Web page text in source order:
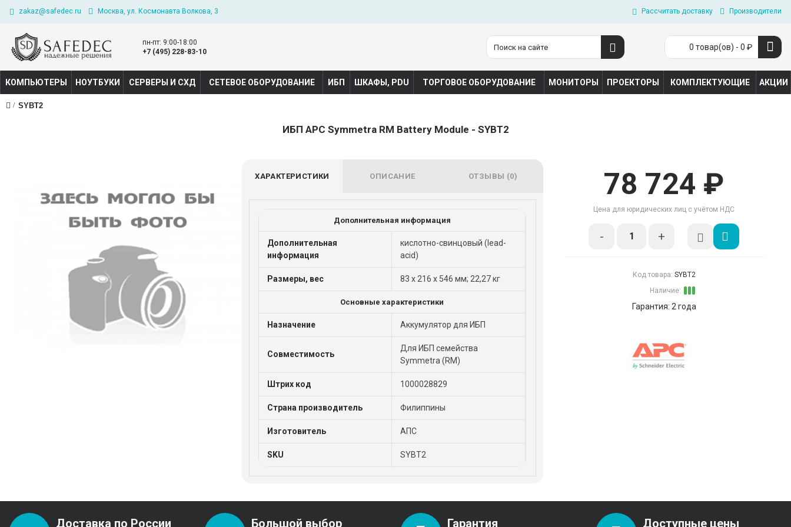
zakaz@safedec.ru Москва, ул. Космонавта Волкова, 3 Рассчитать доставку Производители
пн-пт: 9:00-18:00
+7 (495) 228-83-10
0 товар(ов) - 0 ₽
КОМПЬЮТЕРЫ НОУТБУКИ СЕРВЕРЫ И СХД СЕТЕВОЕ ОБОРУДОВАНИЕ ИБП ШКАФЫ, PDU ТОРГОВОЕ ОБОРУДОВАНИЕ МОНИТОРЫ ПРОЕКТОРЫ КОМПЛЕКТУЮЩИЕ АКЦИИ
SYBT2
ИБП APC Symmetra RM Battery Module - SYBT2
ХАРАКТЕРИСТИКИ ОПИСАНИЕ ОТЗЫВЫ (0)
Дополнительная информация
Дополнительная
информация
кислотно-свинцовый (lead-
acid)
Размеры, вес 83 х 216 х 546 мм; 22,27 кг
Основные характеристики
Назначение Аккумулятор для ИБП
Совместимость
Для ИБП семейства
Symmetra (RM)
Штрих код 1000028829
Страна производитель Филиппины
Изготовитель АПС
SKU SYBT2
78 724 ₽
Цена для юридических лиц с учётом НДС
- +
Код товара: SYBT2
Наличие:
Гарантия: 2 года
Доставка по России Большой выбор Гарантия Доступные цены